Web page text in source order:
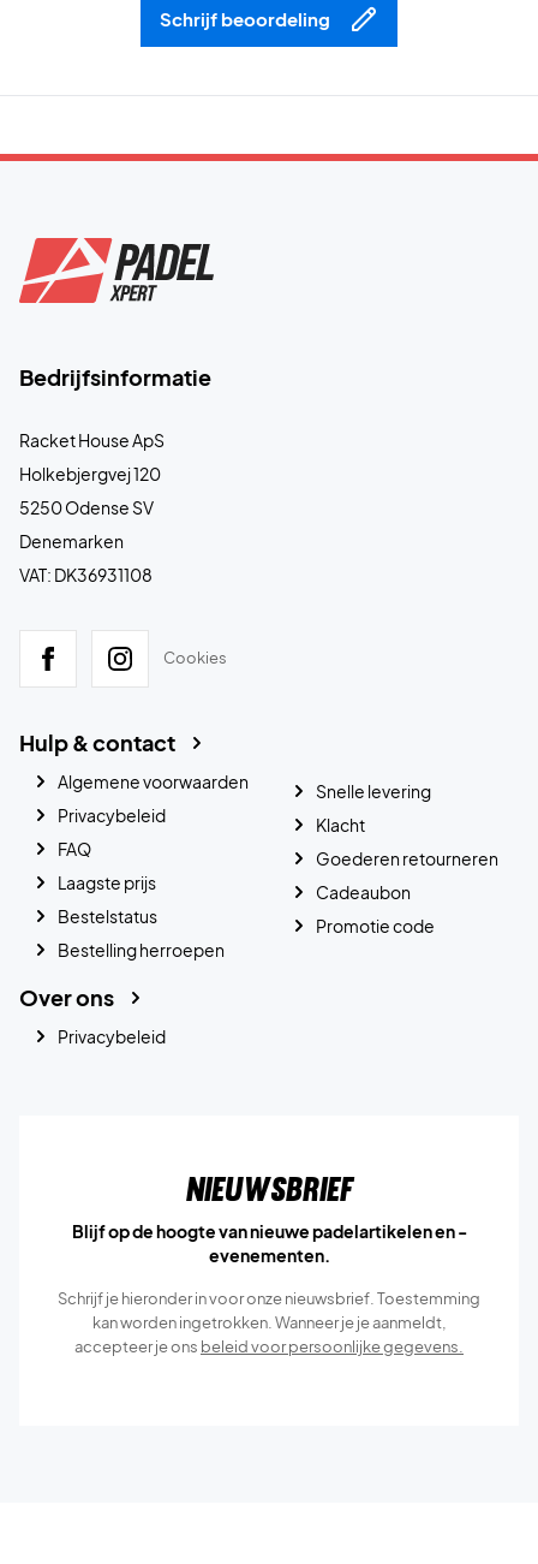
Schrijf beoordeling
Bedrijfsinformatie
Racket House ApS
Holkebjergvej 120
5250 Odense SV
Denemarken
VAT: DK36931108
Cookies
Hulp & contact
Algemene voorwaarden
Privacybeleid
FAQ
Laagste prijs
Bestelstatus
Bestelling herroepen
Snelle levering
Klacht
Goederen retourneren
Cadeaubon
Promotie code
Over ons
Privacybeleid
Nieuwsbrief
Blijf op de hoogte van nieuwe padelartikelen en -
evenementen.
Schrijf je hieronder in voor onze nieuwsbrief. Toestemming
kan worden ingetrokken. Wanneer je je aanmeldt,
accepteer je ons beleid voor persoonlijke gegevens.